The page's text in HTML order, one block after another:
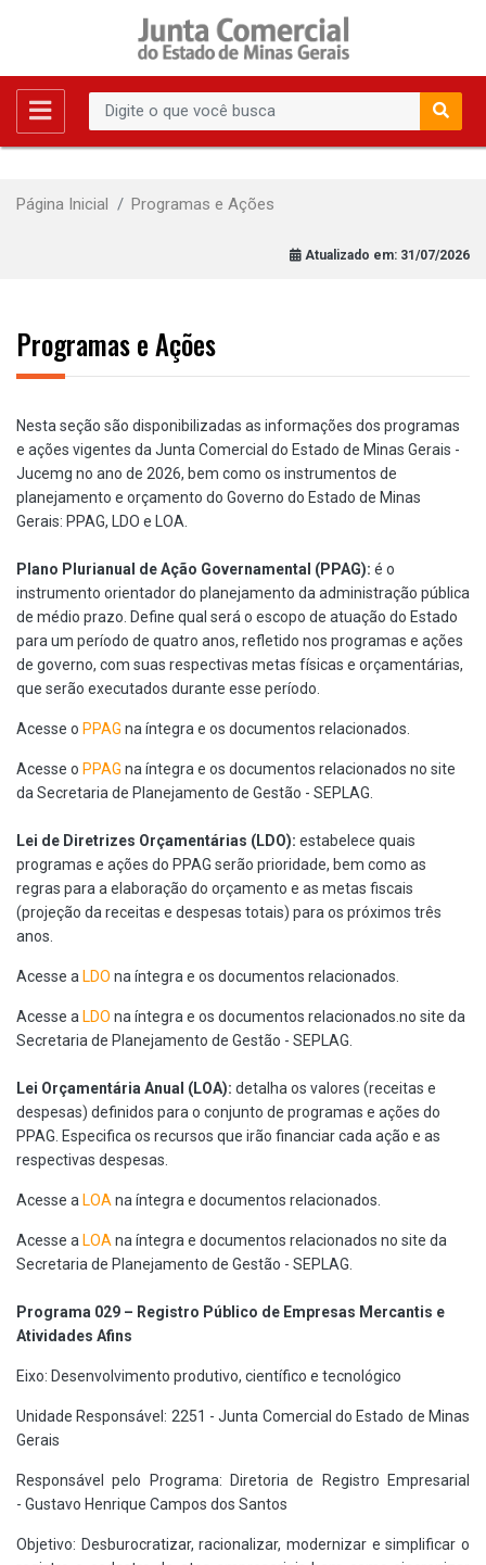
Página Inicial Programas e Ações
Atualizado em: 31/07/2026
Programas e Ações
Nesta seção são disponibilizadas as informações dos programas
e ações vigentes da Junta Comercial do Estado de Minas Gerais -
Jucemg no ano de 2026, bem como os instrumentos de
planejamento e orçamento do Governo do Estado de Minas
Gerais: PPAG, LDO e LOA.
Plano Plurianual de Ação Governamental (PPAG): é o
instrumento orientador do planejamento da administração pública
de médio prazo. Define qual será o escopo de atuação do Estado
para um período de quatro anos, refletido nos programas e ações
de governo, com suas respectivas metas físicas e orçamentárias,
que serão executados durante esse período.
Acesse o PPAG na íntegra e os documentos relacionados.
Acesse o PPAG na íntegra e os documentos relacionados no site
da Secretaria de Planejamento de Gestão - SEPLAG.
Lei de Diretrizes Orçamentárias (LDO): estabelece quais
programas e ações do PPAG serão prioridade, bem como as
regras para a elaboração do orçamento e as metas fiscais
(projeção da receitas e despesas totais) para os próximos três
anos.
Acesse a LDO na íntegra e os documentos relacionados.
Acesse a LDO na íntegra e os documentos relacionados.no site da
Secretaria de Planejamento de Gestão - SEPLAG.
Lei Orçamentária Anual (LOA): detalha os valores (receitas e
despesas) definidos para o conjunto de programas e ações do
PPAG. Especifica os recursos que irão financiar cada ação e as
respectivas despesas.
Acesse a LOA na íntegra e documentos relacionados.
Acesse a LOA na íntegra e documentos relacionados no site da
Secretaria de Planejamento de Gestão - SEPLAG.
Programa 029 – Registro Público de Empresas Mercantis e
Atividades Afins
Eixo: Desenvolvimento produtivo, científico e tecnológico
Unidade Responsável: 2251 - Junta Comercial do Estado de Minas
Gerais
Responsável pelo Programa: Diretoria de Registro Empresarial
- Gustavo Henrique Campos dos Santos
Objetivo: Desburocratizar, racionalizar, modernizar e simplificar o